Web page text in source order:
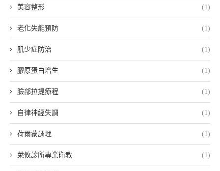
美容整形 (1)
老化失能預防 (1)
肌少症防治 (1)
膠原蛋白增生 (1)
臉部拉提療程 (1)
自律神經失調 (1)
荷爾蒙調理 (1)
萊攸診所專業衛教 (1)